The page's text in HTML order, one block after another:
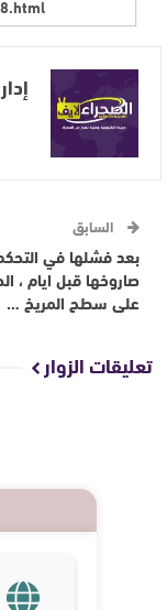
السابق
بعد فشلها في
صاروخها قبل ايام ،
على سطح المريخ …
تعليقات الزوار